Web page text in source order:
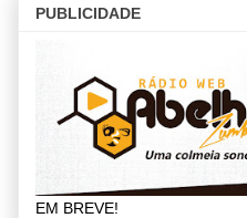
PUBLICIDADE
EM BREVE!